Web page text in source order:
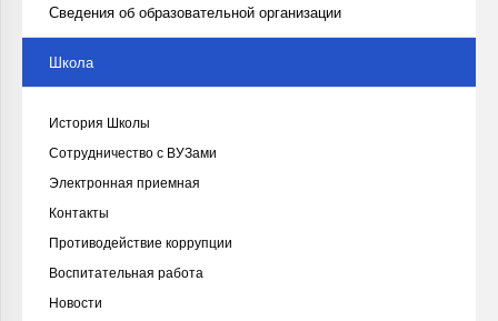
Сведения об образовательной организации
Школа
История Школы
Сотрудничество с ВУЗами
Электронная приемная
Контакты
Противодействие коррупции
Воспитательная работа
Новости